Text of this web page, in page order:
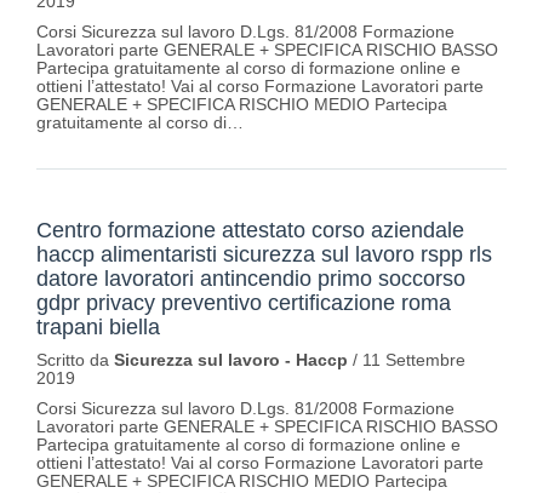
Corsi Sicurezza sul lavoro D.Lgs. 81/2008 Formazione
Lavoratori parte GENERALE + SPECIFICA RISCHIO BASSO
Partecipa gratuitamente al corso di formazione online e
ottieni l’attestato! Vai al corso Formazione Lavoratori parte
GENERALE + SPECIFICA RISCHIO MEDIO Partecipa
gratuitamente al corso di…
Centro formazione attestato corso aziendale
haccp alimentaristi sicurezza sul lavoro rspp rls
datore lavoratori antincendio primo soccorso
gdpr privacy preventivo certificazione roma
trapani biella
Scritto da Sicurezza sul lavoro - Haccp / 11 Settembre
2019
Corsi Sicurezza sul lavoro D.Lgs. 81/2008 Formazione
Lavoratori parte GENERALE + SPECIFICA RISCHIO BASSO
Partecipa gratuitamente al corso di formazione online e
ottieni l’attestato! Vai al corso Formazione Lavoratori parte
GENERALE + SPECIFICA RISCHIO MEDIO Partecipa